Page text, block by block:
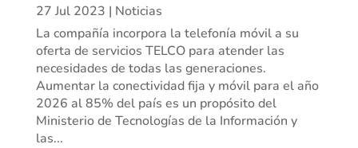
27 Jul 2023 | Noticias
La compañía incorpora la telefonía móvil a su
oferta de servicios TELCO para atender las
necesidades de todas las generaciones.
Aumentar la conectividad fija y móvil para el año
2026 al 85% del país es un propósito del
Ministerio de Tecnologías de la Información y
las...